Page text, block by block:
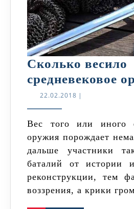
Сколько весило
средневековое
22.02.2018 22.02.2018
|
Вес того или иного средневекового
оружия порождает
дальше участники
баталий от истории
реконструкции, тем
воззрения, а крики